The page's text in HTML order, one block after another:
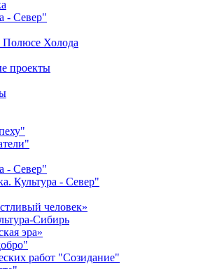
- Север"
Полюсе Холода
проекты
- Север"
Культура - Север"
человек»
Сибирь
эра»
работ "Созидание"